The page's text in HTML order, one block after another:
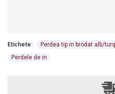
Etichete: Perdea tip in brodat alb/
Perdele de in